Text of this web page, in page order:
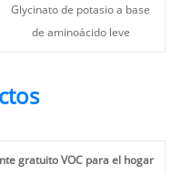
Glycinato de potasio a base
de aminoácido leve
gratuito VOC para el hogar